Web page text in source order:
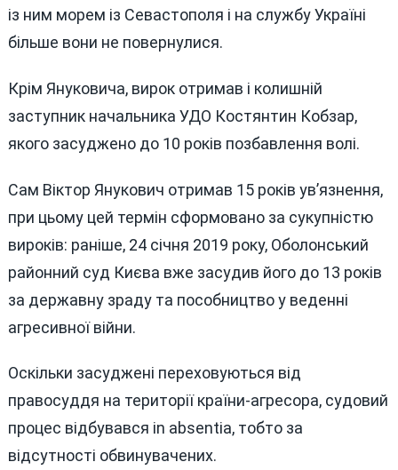
із ним морем із Севастополя і на службу Україні
більше вони не повернулися.
Крім Януковича, вирок отримав і колишній
заступник начальника УДО Костянтин Кобзар,
якого засуджено до 10 років позбавлення волі.
Сам Віктор Янукович отримав 15 років ув’язнення,
при цьому цей термін сформовано за сукупністю
вироків: раніше, 24 січня 2019 року, Оболонський
районний суд Києва вже засудив його до 13 років
за державну зраду та пособництво у веденні
агресивної війни.
Оскільки засуджені переховуються від
правосуддя на території країни-агресора, судовий
процес відбувався in absentia, тобто за
відсутності обвинувачених.